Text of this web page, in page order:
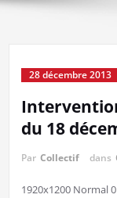
28 décembre 2013
du 18
Par Collectif dans
1920x1200 Normal